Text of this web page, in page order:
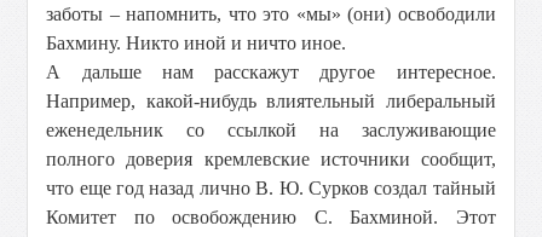
заботы – напомнить, что это «мы» (они) освободили
Бахмину. Никто иной и ничто иное.
А дальше нам расскажут другое интересное.
Например, какой-нибудь влиятельный либеральный
еженедельник со ссылкой на заслуживающие
полного доверия кремлевские источники сообщит,
что еще год назад лично В. Ю. Сурков создал тайный
Комитет по освобождению С. Бахминой. Этот